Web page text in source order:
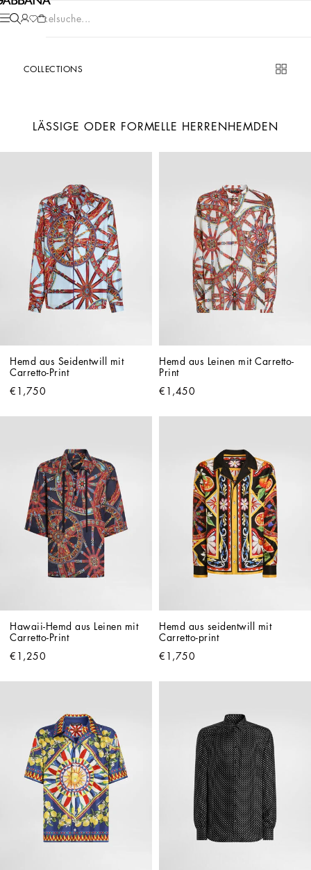
Artikelsuche...
COLLECTIONS
LÄSSIGE ODER FORMELLE HERRENHEMDEN
Hemd aus Seidentwill mit
Carretto-Print
€1,750
Hemd aus Leinen mit Carretto-
Print
€1,450
Hawaii-Hemd aus Leinen mit
Carretto-Print
€1,250
Hemd aus seidentwill mit
Carretto-print
€1,750